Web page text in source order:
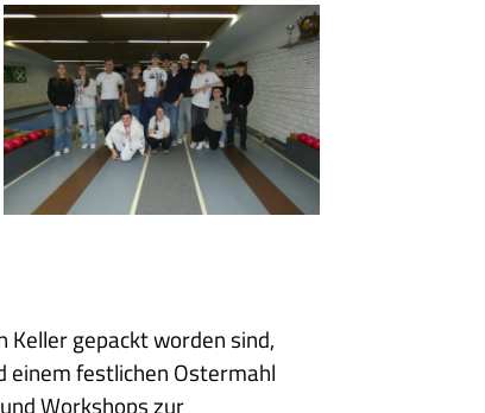
Kegeln
Algund
2
Keller gepackt worden sind,
einem festlichen Ostermahl
Workshops zur